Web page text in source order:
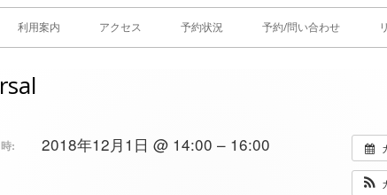
利用案内 アクセス 予約状況 予約/問い合わせ
: 2018年12月1日 @ 14:00 – 16:00